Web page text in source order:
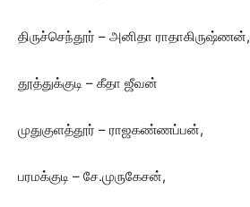
திருச்செந்தூர் – அனிதா ராதாகிருஷ்ணன்,
தூத்துக்குடி – கீதா ஜீவன்
முதுகுளத்தூர் – ராஜகண்ணப்பன்,
பரமக்குடி – சே.முருகேசன்,